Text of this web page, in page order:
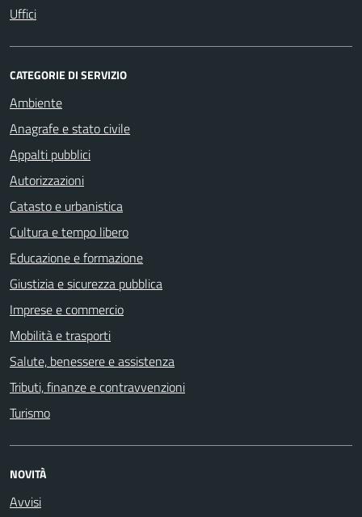
Uffici
CATEGORIE DI SERVIZIO
Ambiente
Anagrafe e stato civile
Appalti pubblici
Autorizzazioni
Catasto e urbanistica
Cultura e tempo libero
Educazione e formazione
Giustizia e sicurezza pubblica
Imprese e commercio
Mobilità e trasporti
Salute, benessere e assistenza
Tributi, finanze e contravvenzioni
Turismo
NOVITÀ
Avvisi